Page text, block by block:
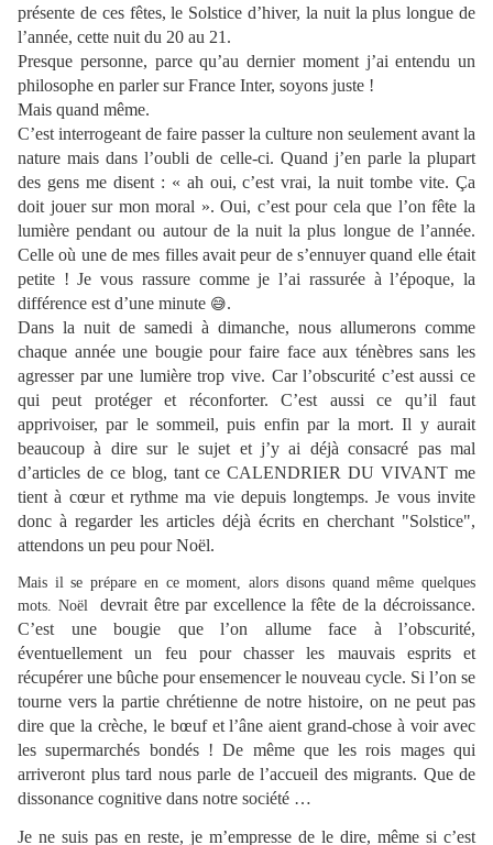
présente de ces fêtes, le Solstice d’hiver, la nuit la plus longue de
l’année, cette nuit du 20 au 21.
Presque personne, parce qu’au dernier moment j’ai entendu un
philosophe en parler sur France Inter, soyons juste !
Mais quand même.
C’est interrogeant de faire passer la culture non seulement avant la
nature mais dans l’oubli de celle-ci. Quand j’en parle la plupart
des gens me disent : « ah oui, c’est vrai, la nuit tombe vite. Ça
doit jouer sur mon moral ». Oui, c’est pour cela que l’on fête la
lumière pendant ou autour de la nuit la plus longue de l’année.
Celle où une de mes filles avait peur de s’ennuyer quand elle était
petite ! Je vous rassure comme je l’ai rassurée à l’époque, la
différence est d’une minute 😅.
Dans la nuit de samedi à dimanche, nous allumerons comme
chaque année une bougie pour faire face aux ténèbres sans les
agresser par une lumière trop vive. Car l’obscurité c’est aussi ce
qui peut protéger et réconforter. C’est aussi ce qu’il faut
apprivoiser, par le sommeil, puis enfin par la mort. Il y aurait
beaucoup à dire sur le sujet et j’y ai déjà consacré pas mal
d’articles de ce blog, tant ce CALENDRIER DU VIVANT me
tient à cœur et rythme ma vie depuis longtemps. Je vous invite
donc à regarder les articles déjà écrits en cherchant "Solstice",
attendons un peu pour Noël.
Mais il se prépare en ce moment, alors disons quand même quelques
mots. Noël
devrait être par excellence la fête de la décroissance.
C’est une bougie que l’on allume face à l’obscurité,
éventuellement un feu pour chasser les mauvais esprits et
récupérer une bûche pour ensemencer le nouveau cycle. Si l’on se
tourne vers la partie chrétienne de notre histoire, on ne peut pas
dire que la crèche, le bœuf et l’âne aient grand-chose à voir avec
les supermarchés bondés ! De même que les rois mages qui
arriveront plus tard nous parle de l’accueil des migrants. Que de
dissonance cognitive dans notre société …
Je ne suis pas en reste, je m’empresse de le dire, même si c’est